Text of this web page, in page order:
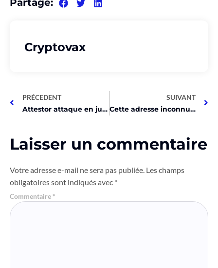
Partage:
Cryptovax
PRÉCEDENT
Attestor attaque en justice le vendeur FTX pendant la flambée Bitcoin!
SUIVANT
Cette adresse inconnue a accumulé 33 millions de SOL en une heure !
Laisser un commentaire
Votre adresse e-mail ne sera pas publiée. Les champs
obligatoires sont indiqués avec *
Commentaire *